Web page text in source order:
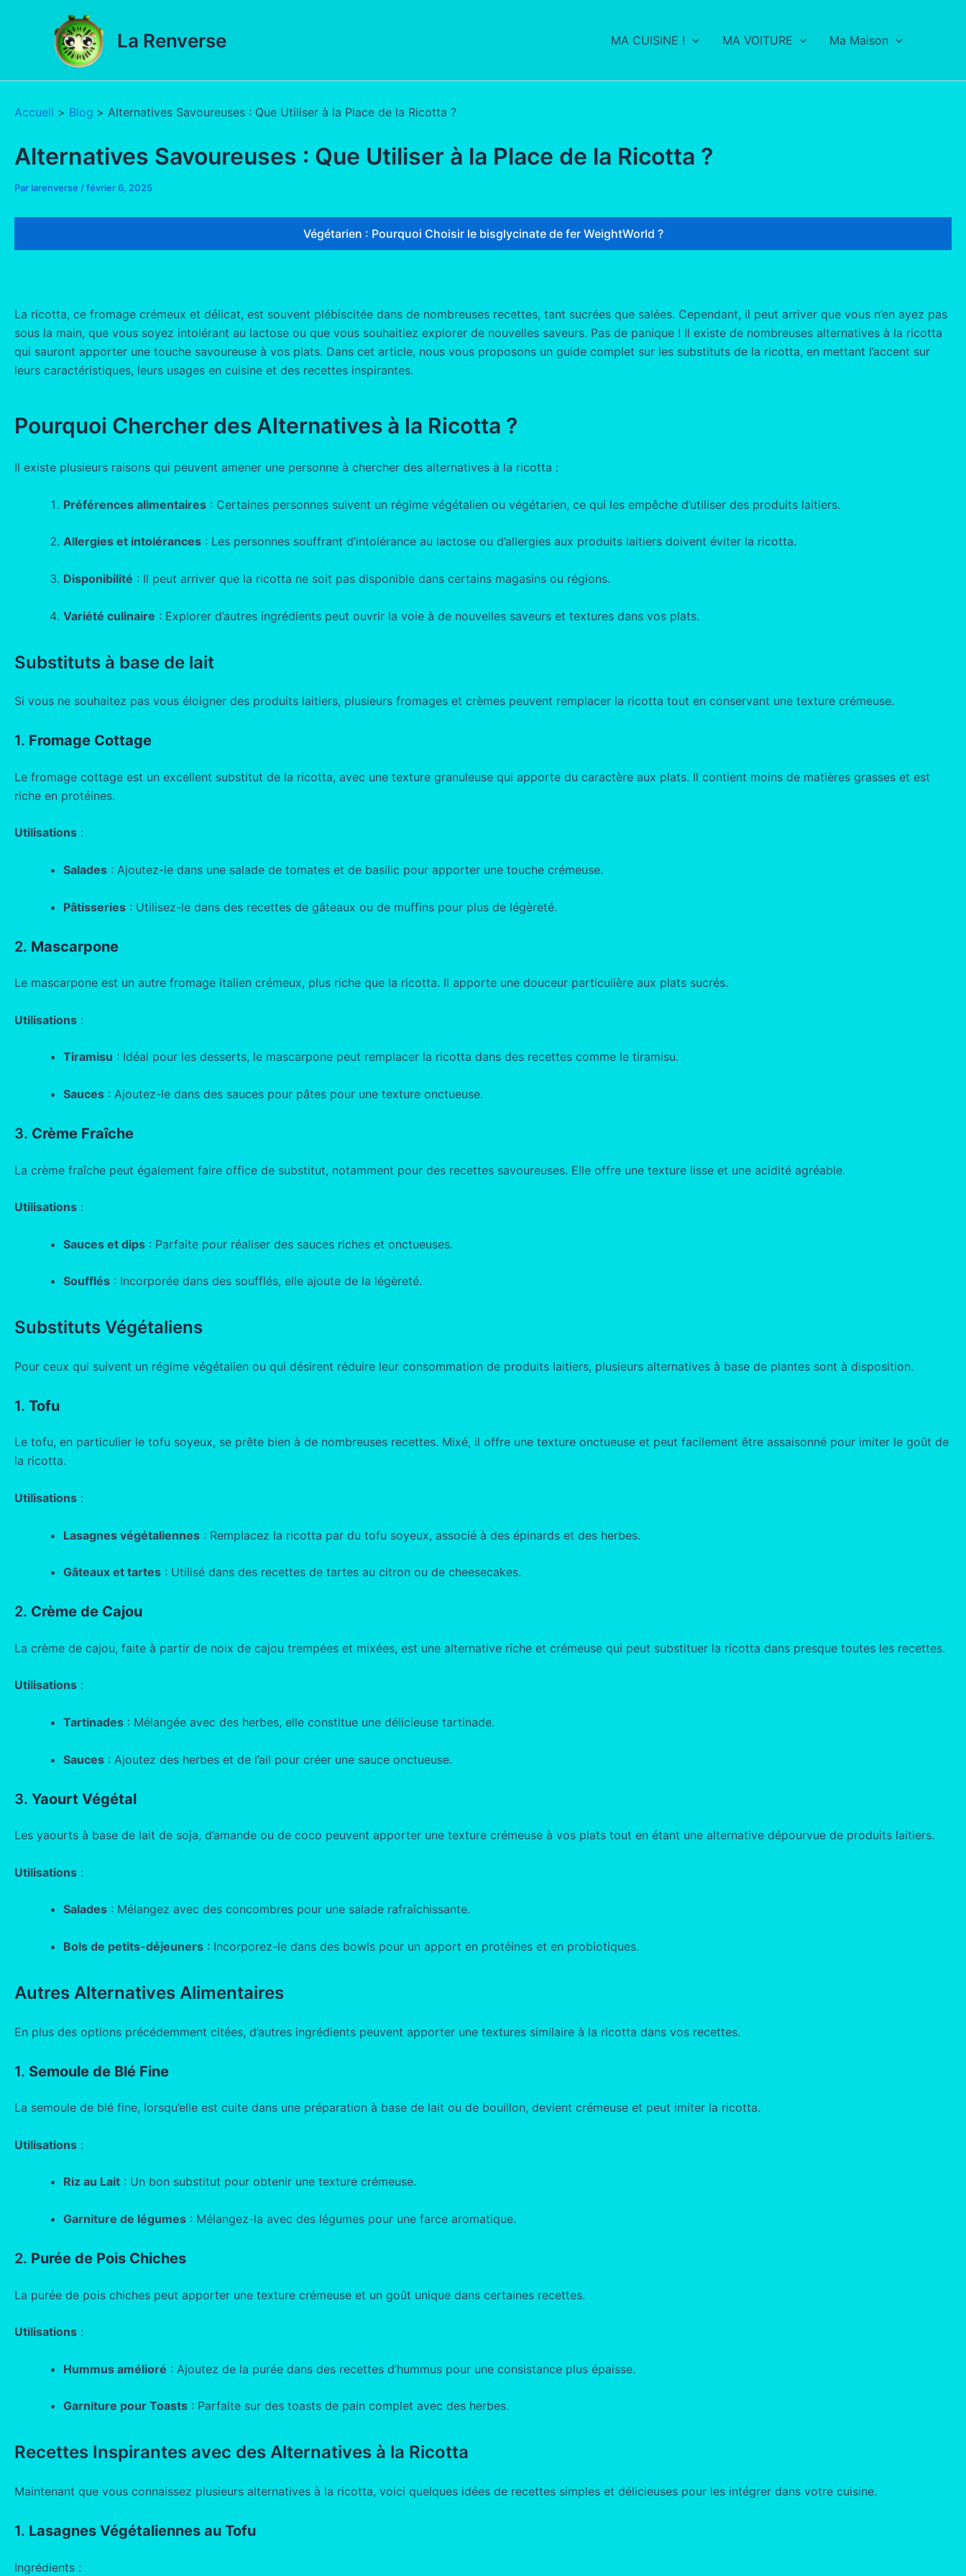
La Renverse MA CUISINE ! MA VOITURE Ma Maison
Accueil Blog Alternatives Savoureuses : Que Utiliser à la Place de la Ricotta ?
Alternatives Savoureuses : Que Utiliser à la Place de la Ricotta ?
Par larenverse /février 6, 2025
Végétarien : Pourquoi Choisir le bisglycinate de fer WeightWorld ?
La ricotta, ce fromage crémeux et délicat, est souvent plébiscitée dans de nombreuses recettes, tant sucrées que salées. Cependant, il peut arriver que vous n’en ayez pas
sous la main, que vous soyez intolérant au lactose ou que vous souhaitiez explorer de nouvelles saveurs. Pas de panique ! Il existe de nombreuses alternatives à la ricotta
qui sauront apporter une touche savoureuse à vos plats. Dans cet article, nous vous proposons un guide complet sur les substituts de la ricotta, en mettant l’accent sur
leurs caractéristiques, leurs usages en cuisine et des recettes inspirantes.
Pourquoi Chercher des Alternatives à la Ricotta ?
Il existe plusieurs raisons qui peuvent amener une personne à chercher des alternatives à la ricotta :
Préférences alimentaires : Certaines personnes suivent un régime végétalien ou végétarien, ce qui les empêche d’utiliser des produits laitiers.
Allergies et intolérances : Les personnes souffrant d’intolérance au lactose ou d’allergies aux produits laitiers doivent éviter la ricotta.
Disponibilité : Il peut arriver que la ricotta ne soit pas disponible dans certains magasins ou régions.
Variété culinaire : Explorer d’autres ingrédients peut ouvrir la voie à de nouvelles saveurs et textures dans vos plats.
Substituts à base de lait
Si vous ne souhaitez pas vous éloigner des produits laitiers, plusieurs fromages et crèmes peuvent remplacer la ricotta tout en conservant une texture crémeuse.
1. Fromage Cottage
Le fromage cottage est un excellent substitut de la ricotta, avec une texture granuleuse qui apporte du caractère aux plats. Il contient moins de matières grasses et est
riche en protéines.
Utilisations :
Salades : Ajoutez-le dans une salade de tomates et de basilic pour apporter une touche crémeuse.
Pâtisseries : Utilisez-le dans des recettes de gâteaux ou de muffins pour plus de légèreté.
2. Mascarpone
Le mascarpone est un autre fromage italien crémeux, plus riche que la ricotta. Il apporte une douceur particulière aux plats sucrés.
Utilisations :
Tiramisu : Idéal pour les desserts, le mascarpone peut remplacer la ricotta dans des recettes comme le tiramisu.
Sauces : Ajoutez-le dans des sauces pour pâtes pour une texture onctueuse.
3. Crème Fraîche
La crème fraîche peut également faire office de substitut, notamment pour des recettes savoureuses. Elle offre une texture lisse et une acidité agréable.
Utilisations :
Sauces et dips : Parfaite pour réaliser des sauces riches et onctueuses.
Soufflés : Incorporée dans des soufflés, elle ajoute de la légèreté.
Substituts Végétaliens
Pour ceux qui suivent un régime végétalien ou qui désirent réduire leur consommation de produits laitiers, plusieurs alternatives à base de plantes sont à disposition.
1. Tofu
Le tofu, en particulier le tofu soyeux, se prête bien à de nombreuses recettes. Mixé, il offre une texture onctueuse et peut facilement être assaisonné pour imiter le goût de
la ricotta.
Utilisations :
Lasagnes végétaliennes : Remplacez la ricotta par du tofu soyeux, associé à des épinards et des herbes.
Gâteaux et tartes : Utilisé dans des recettes de tartes au citron ou de cheesecakes.
2. Crème de Cajou
La crème de cajou, faite à partir de noix de cajou trempées et mixées, est une alternative riche et crémeuse qui peut substituer la ricotta dans presque toutes les recettes.
Utilisations :
Tartinades : Mélangée avec des herbes, elle constitue une délicieuse tartinade.
Sauces : Ajoutez des herbes et de l’ail pour créer une sauce onctueuse.
3. Yaourt Végétal
Les yaourts à base de lait de soja, d’amande ou de coco peuvent apporter une texture crémeuse à vos plats tout en étant une alternative dépourvue de produits laitiers.
Utilisations :
Salades : Mélangez avec des concombres pour une salade rafraîchissante.
Bols de petits-déjeuners : Incorporez-le dans des bowls pour un apport en protéines et en probiotiques.
Autres Alternatives Alimentaires
En plus des options précédemment citées, d’autres ingrédients peuvent apporter une textures similaire à la ricotta dans vos recettes.
1. Semoule de Blé Fine
La semoule de blé fine, lorsqu’elle est cuite dans une préparation à base de lait ou de bouillon, devient crémeuse et peut imiter la ricotta.
Utilisations :
Riz au Lait : Un bon substitut pour obtenir une texture crémeuse.
Garniture de légumes : Mélangez-la avec des légumes pour une farce aromatique.
2. Purée de Pois Chiches
La purée de pois chiches peut apporter une texture crémeuse et un goût unique dans certaines recettes.
Utilisations :
Hummus amélioré : Ajoutez de la purée dans des recettes d’hummus pour une consistance plus épaisse.
Garniture pour Toasts : Parfaite sur des toasts de pain complet avec des herbes.
Recettes Inspirantes avec des Alternatives à la Ricotta
Maintenant que vous connaissez plusieurs alternatives à la ricotta, voici quelques idées de recettes simples et délicieuses pour les intégrer dans votre cuisine.
1. Lasagnes Végétaliennes au Tofu
Ingrédients :